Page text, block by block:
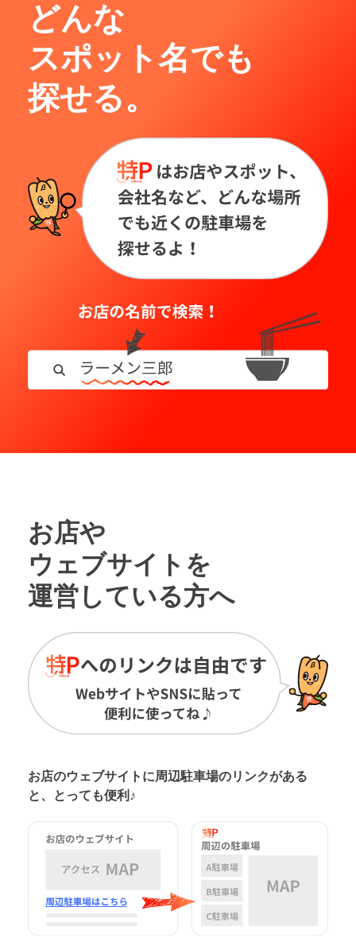
どんな
スポット名でも
探せる。
お店や
ウェブサイトを
運営している方へ
お店のウェブサイトに周辺駐車場のリンクがある
と、とっても便利♪